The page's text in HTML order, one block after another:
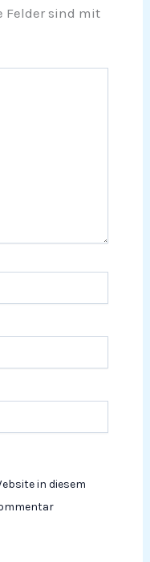
Felder sind mit
in diesem